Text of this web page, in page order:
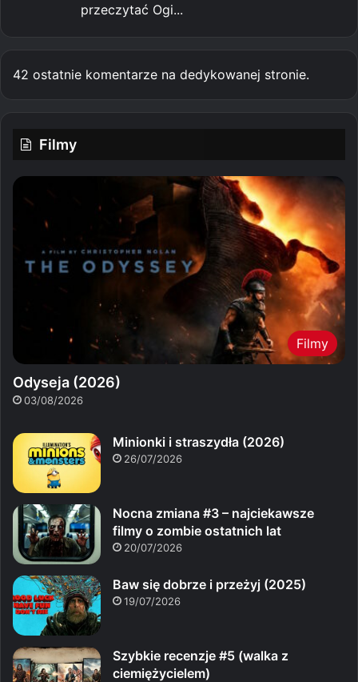
przeczytać Ogi...
42 ostatnie komentarze na dedykowanej stronie.
Filmy
Filmy
Odyseja (2026)
03/08/2026
Minionki i straszydła (2026)
26/07/2026
Nocna zmiana #3 – najciekawsze
filmy o zombie ostatnich lat
20/07/2026
Baw się dobrze i przeżyj (2025)
19/07/2026
Szybkie recenzje #5 (walka z
ciemiężycielem)